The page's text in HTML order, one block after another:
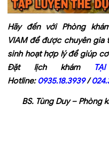
Hãy đến với Phòng
VIAM để được chuyên gia
sinh hoạt hợp lý để giúp
Đặt lịch khám
Hotline: 0935.18.3939/
BS. Tùng Duy – Phòng